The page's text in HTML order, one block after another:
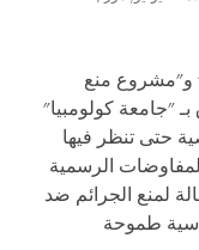
و"مشروع منع
بـ "جامعة كولومبيا"
25 توصية حتى تنظر فيها
للمفاوضات الرسمية
لمنع الجرائم ضد
طموحة